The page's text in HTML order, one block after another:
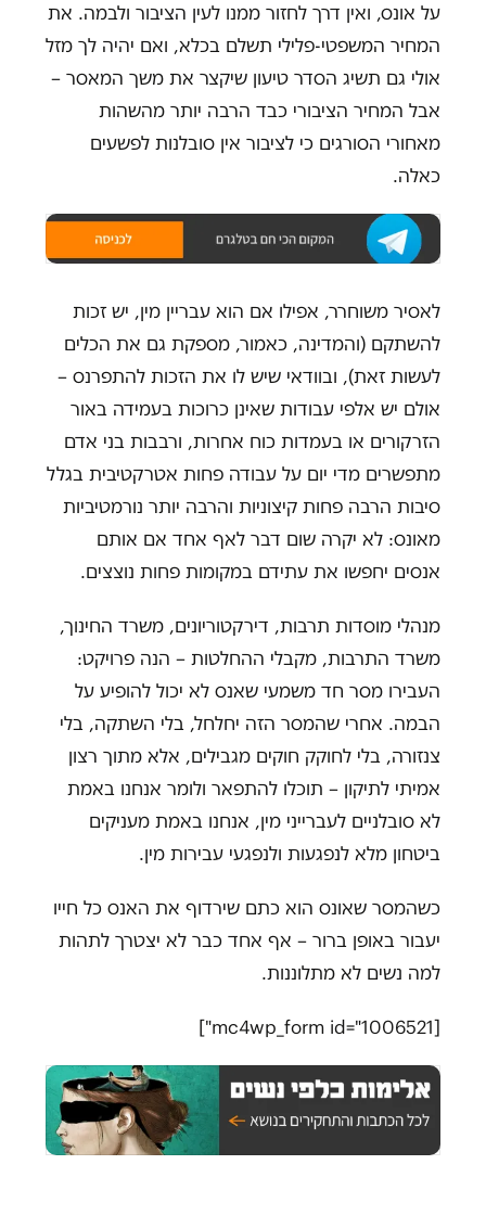
על אונס, ואין דרך לחזור ממנו לעין הציבור ולבמה. את
המחיר המשפטי-פלילי תשלם בכלא, ואם יהיה לך מזל
אולי גם תשיג הסדר טיעון שיקצר את משך המאסר –
אבל המחיר הציבורי כבד הרבה יותר מהשהות
מאחורי הסורגים כי לציבור אין סובלנות לפשעים
כאלה.
לאסיר משוחרר, אפילו אם הוא עבריין מין, יש זכות
להשתקם (והמדינה, כאמור, מספקת גם את הכלים
לעשות זאת), ובוודאי שיש לו את הזכות להתפרנס –
אולם יש אלפי עבודות שאינן כרוכות בעמידה באור
הזרקורים או בעמדות כוח אחרות, ורבבות בני אדם
מתפשרים מדי יום על עבודה פחות אטרקטיבית בגלל
סיבות הרבה פחות קיצוניות והרבה יותר נורמטיביות
מאונס: לא יקרה שום דבר לאף אחד אם אותם
אנסים יחפשו את עתידם במקומות פחות נוצצים.
מנהלי מוסדות תרבות, דירקטוריונים, משרד החינוך,
משרד התרבות, מקבלי ההחלטות – הנה פרויקט:
העבירו מסר חד משמעי שאנס לא יכול להופיע על
הבמה. אחרי שהמסר הזה יחלחל, בלי השתקה, בלי
צנזורה, בלי לחוקק חוקים מגבילים, אלא מתוך רצון
אמיתי לתיקון – תוכלו להתפאר ולומר אנחנו באמת
לא סובלניים לעברייני מין, אנחנו באמת מעניקים
ביטחון מלא לנפגעות ולנפגעי עבירות מין.
כשהמסר שאונס הוא כתם שירדוף את האנס כל חייו
יעבור באופן ברור – אף אחד כבר לא יצטרך לתהות
למה נשים לא מתלוננות.
[mc4wp_form id="1006521"]